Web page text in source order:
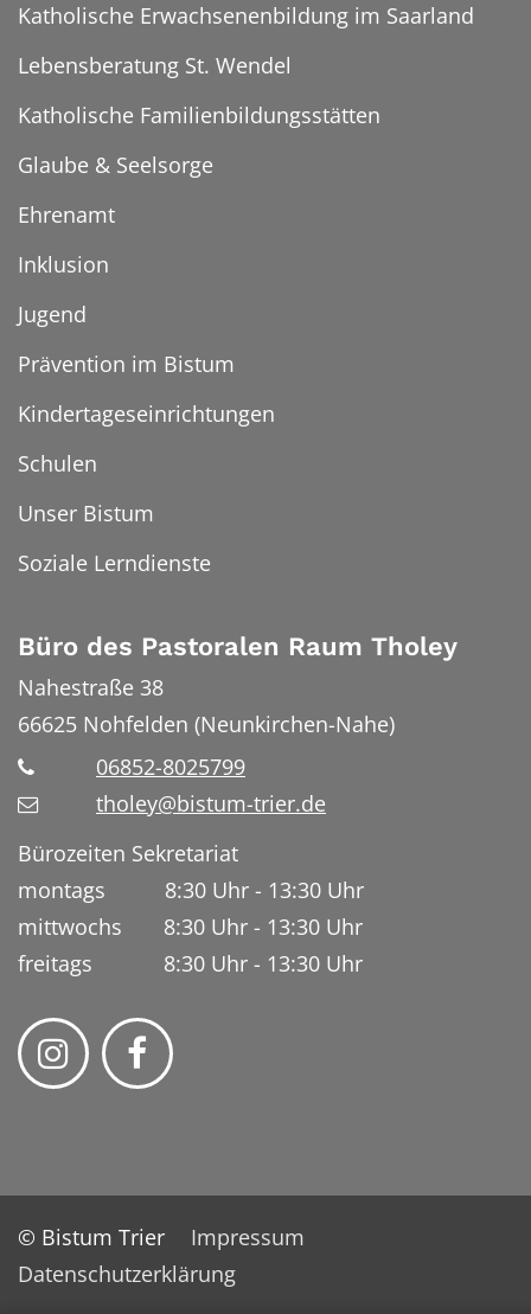
Katholische Erwachsenenbildung im Saarland
Lebensberatung St. Wendel
Katholische Familienbildungsstätten
Glaube & Seelsorge
Ehrenamt
Inklusion
Jugend
Prävention im Bistum
Kindertageseinrichtungen
Schulen
Unser Bistum
Soziale Lerndienste
Büro des Pastoralen Raum Tholey
Nahestraße 38
66625 Nohfelden (Neunkirchen-Nahe)
06852-8025799
tholey@bistum-trier.de
Bürozeiten Sekretariat
montags 8:30 Uhr - 13:30 Uhr
mittwochs 8:30 Uhr - 13:30 Uhr
freitags 8:30 Uhr - 13:30 Uhr
© Bistum Trier
Impressum
Datenschutzerklärung